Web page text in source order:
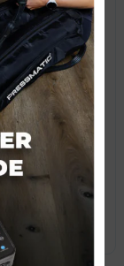
gelesen habe
der
Daten zum